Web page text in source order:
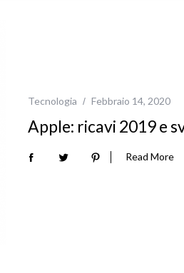
Tecnologia Febbraio 14, 2020
Apple: ricavi 2019 e
Read More